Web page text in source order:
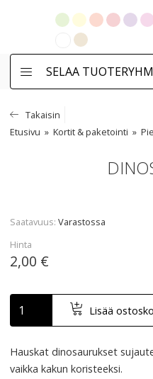
SELAA
Takaisin
Etusivu
Kortit & paketointi
Saatavuus Varastossa
Hinta
2,00 €
Lisää
Hauskat dinosaurukset
vaikka kakun koristeeksi.